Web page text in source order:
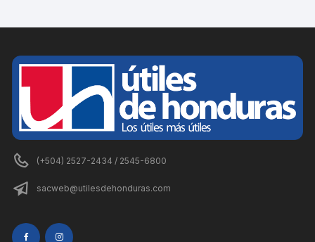
(+504) 2527-2434 / 2545-6800
sacweb@utilesdehonduras.com